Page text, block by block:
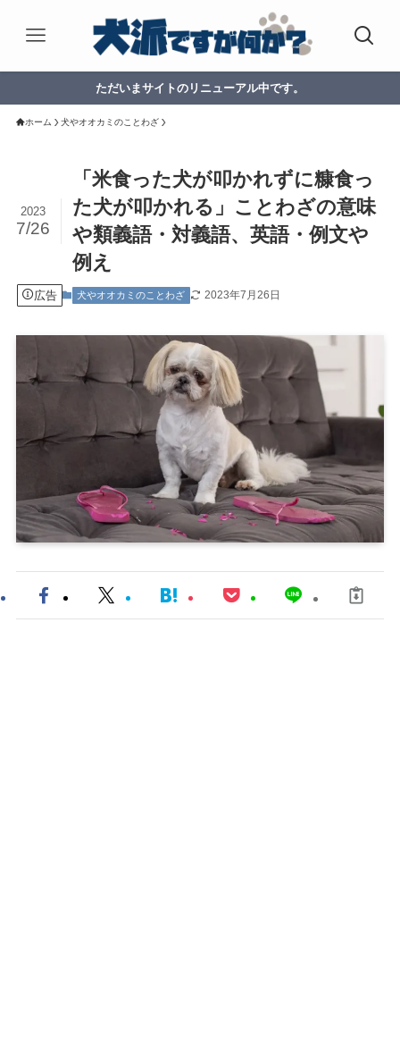
ただいまサイトのリニューアル中です。
ホーム 犬やオオカミのことわざ
「米食った犬が叩かれずに糠食っ
た犬が叩かれる」ことわざの意味
や類義語・対義語、英語・例文や
例え
2023
7/26
広告 犬やオオカミのことわざ 2023年7月26日